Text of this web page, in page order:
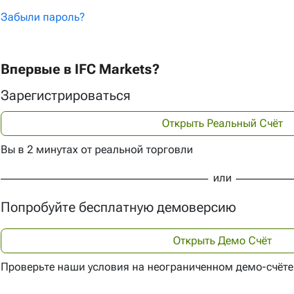
Забыли пароль?
Впервые в IFC Markets?
Зарегистрироваться
Открыть Реальный Счёт
Вы в 2 минутах от реальной торговли
или
Попробуйте бесплатную демоверсию
Открыть Демо Счёт
Проверьте наши условия на неограниченном демо-счёте